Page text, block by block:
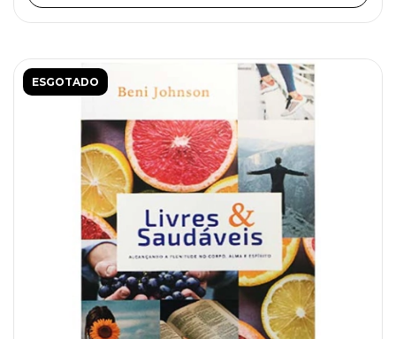
ESGOTADO